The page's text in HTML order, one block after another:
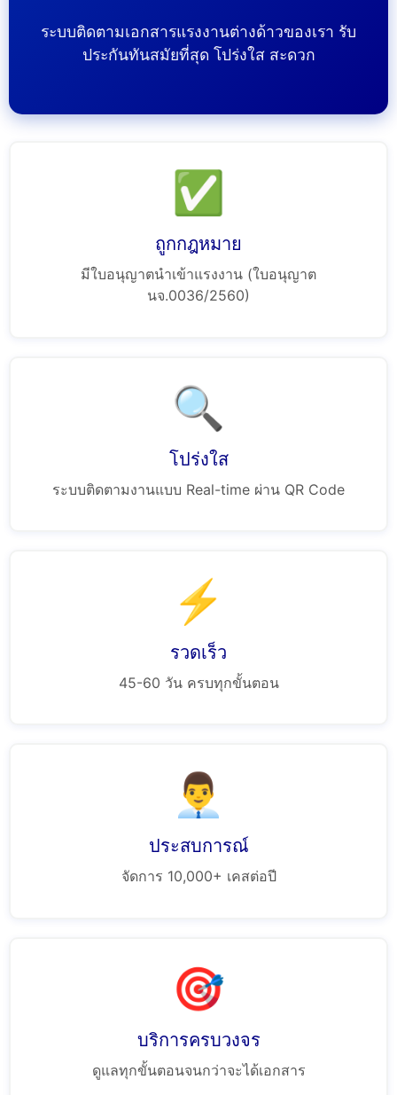
ระบบติดตามเอกสารแรงงานต่างด้าวของเรา รับ
ประกันทันสมัยที่สุด โปร่งใส สะดวก
✅
ถูกกฎหมาย
มีใบอนุญาตนำเข้าแรงงาน (ใบอนุญาต
นจ.0036/2560)
🔍
โปร่งใส
ระบบติดตามงานแบบ Real-time ผ่าน QR Code
⚡
รวดเร็ว
45-60 วัน ครบทุกขั้นตอน
👨‍💼
ประสบการณ์
จัดการ 10,000+ เคสต่อปี
🎯
บริการครบวงจร
ดูแลทุกขั้นตอนจนกว่าจะได้เอกสาร